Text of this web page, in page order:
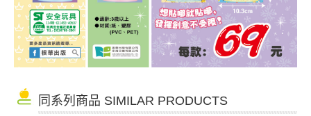
同系列商品 SIMILAR PRODUCTS